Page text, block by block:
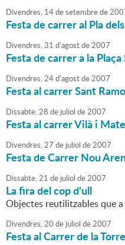
Divendres, 14desetembrede
Festa de carrer al Pla
Divendres,31 d'agostde2007
Festa de carrer a la Plaça
Divendres,24d'agostde2007
Festa al carrer Sant
Dissabte,28 de juliol de2007
Festa al carrer Vilà i
Divendres,27 de juliol de2007
Festa de Carrer Nou
Dissabte,21 de juliol de2007
La fira del cop d'ull
Objectes reutilitzables que a
Divendres,20 de juliol de2007
Festa al Carrer de la Torre